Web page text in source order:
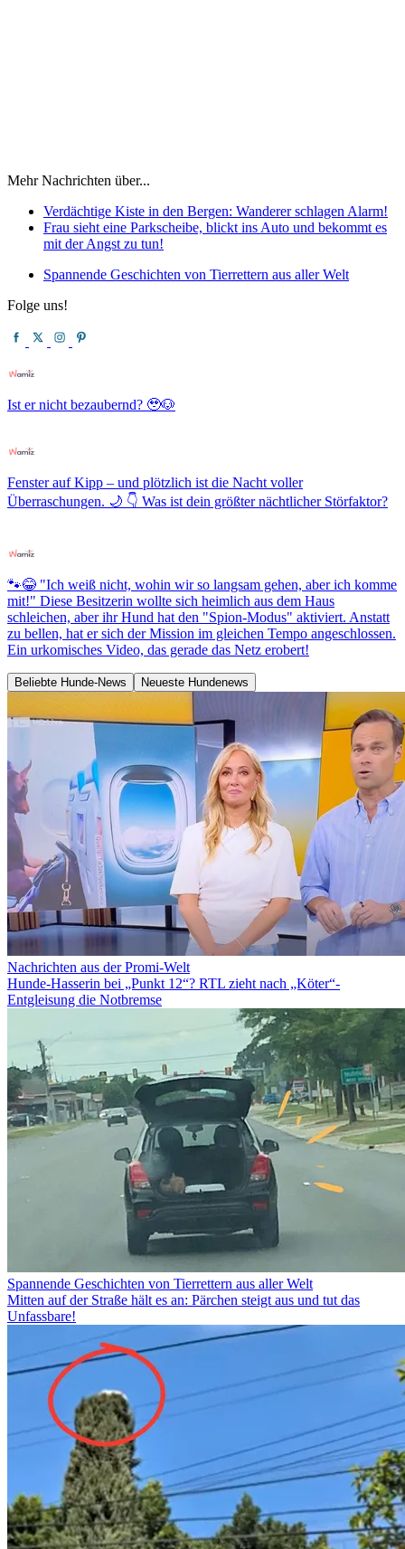
Mehr Nachrichten über...
Verdächtige Kiste in den Bergen: Wanderer schlagen Alarm!
Frau sieht eine Parkscheibe, blickt ins Auto und bekommt es
mit der Angst zu tun!
Spannende Geschichten von Tierrettern aus aller Welt
Folge uns!
Ist er nicht bezaubernd? 🥹🐶
Fenster auf Kipp – und plötzlich ist die Nacht voller
Überraschungen. 🌙 👇 Was ist dein größter nächtlicher Störfaktor?
🐾😂 "Ich weiß nicht, wohin wir so langsam gehen, aber ich komme
mit!" Diese Besitzerin wollte sich heimlich aus dem Haus
schleichen, aber ihr Hund hat den "Spion-Modus" aktiviert. Anstatt
zu bellen, hat er sich der Mission im gleichen Tempo angeschlossen.
Ein urkomisches Video, das gerade das Netz erobert!
Beliebte Hunde-News Neueste Hundenews
Nachrichten aus der Promi-Welt
Hunde-Hasserin bei „Punkt 12“? RTL zieht nach „Köter“-
Entgleisung die Notbremse
Spannende Geschichten von Tierrettern aus aller Welt
Mitten auf der Straße hält es an: Pärchen steigt aus und tut das
Unfassbare!